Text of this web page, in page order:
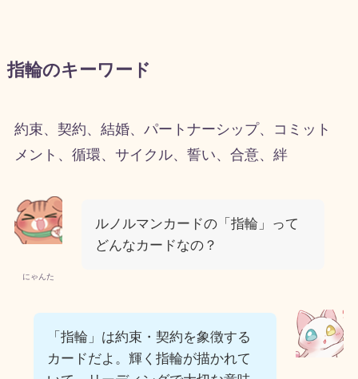
指輪のキーワード
約束、契約、結婚、パートナーシップ、コミット
メント、循環、サイクル、誓い、合意、絆
にゃんた
ルノルマンカードの「指輪」って
どんなカードなの？
「指輪」は約束・契約を象徴する
カードだよ。輝く指輪が描かれて